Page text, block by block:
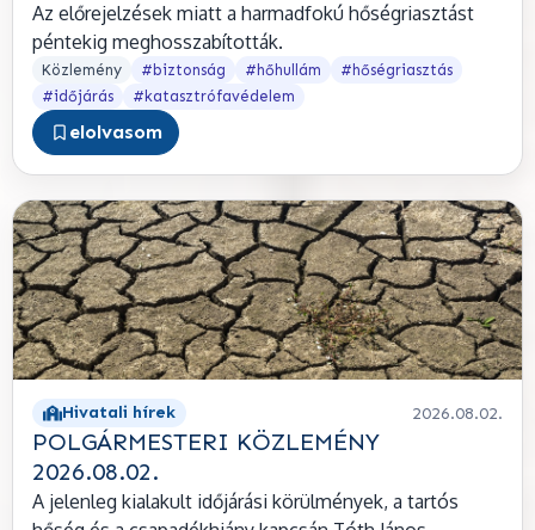
Az előrejelzések miatt a harmadfokú hőségriasztást
péntekig meghosszabították.
Közlemény #biztonság #hőhullám
#hőségriasztás
#időjárás
#katasztrófavédelem
elolvasom
Hivatali hírek 2026.08.02.
POLGÁRMESTERI KÖZLEMÉNY
2026.08.02.
A jelenleg kialakult időjárási körülmények, a tartós